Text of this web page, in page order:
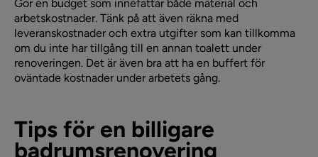
Gör en budget som innefattar både material och
arbetskostnader. Tänk på att även räkna med
leveranskostnader och extra utgifter som kan tillkomma
om du inte har tillgång till en annan toalett under
renoveringen. Det är även bra att ha en buffert för
oväntade kostnader under arbetets gång.
Tips för en billigare
badrumsrenovering